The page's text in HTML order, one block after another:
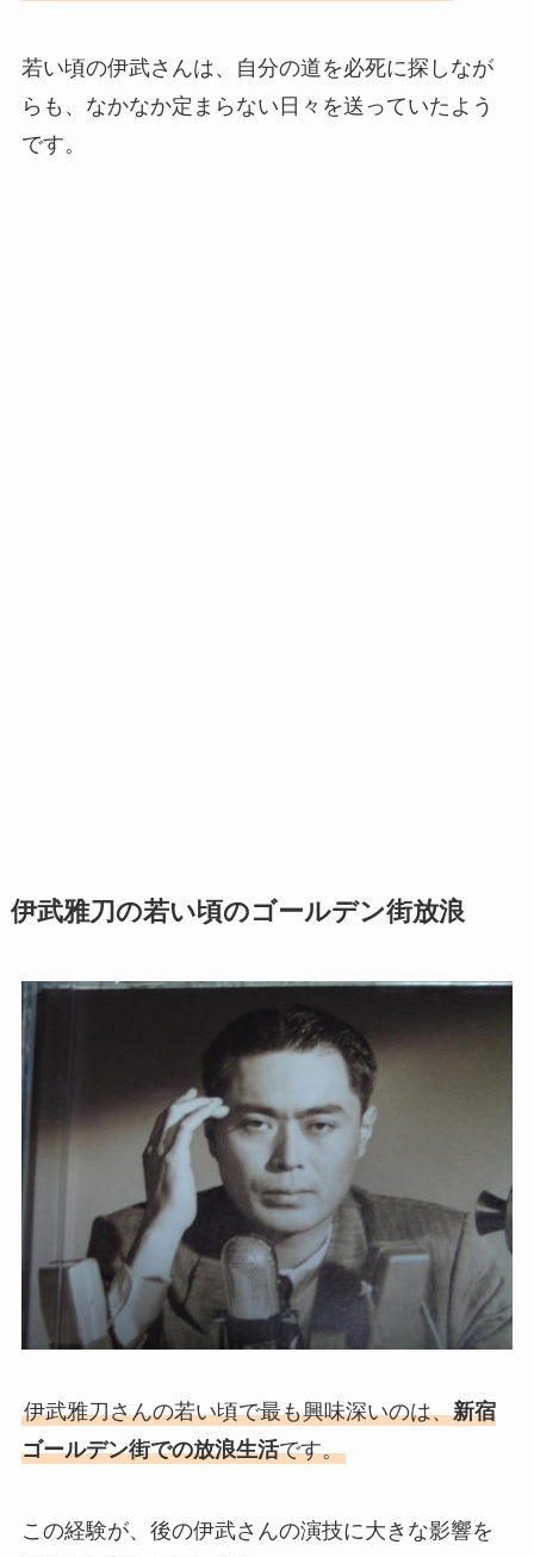
若い頃の伊武さんは、自分の道を必死に探しなが
らも、なかなか定まらない日々を送っていたよう
です。
伊武雅刀の若い頃のゴールデン街放浪
伊武雅刀さんの若い頃で最も興味深いのは、新宿
ゴールデン街での放浪生活です。
この経験が、後の伊武さんの演技に大きな影響を